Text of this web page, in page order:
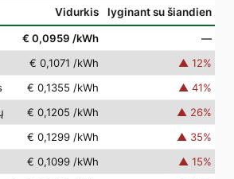
Vidurkis lyginant su šiandien
€ 0,0959 /kWh
—
€ 0,1071 /kWh ▲ 12%
€ 0,1355 /kWh ▲ 41%
€ 0,1205 /kWh ▲ 26%
€ 0,1299 /kWh ▲ 35%
€ 0,1099 /kWh ▲ 15%